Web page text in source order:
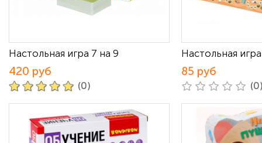
Настольная игра 7 на 9
420 руб
(0)
Настольная
85 руб